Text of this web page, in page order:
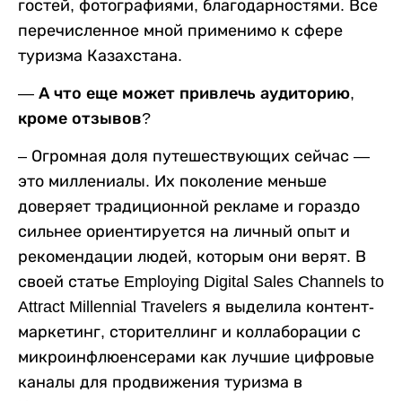
гостей, фотографиями, благодарностями. Все
перечисленное мной применимо к сфере
туризма Казахстана.
— А что еще может привлечь аудиторию,
кроме отзывов?
– Огромная доля путешествующих сейчас —
это миллениалы. Их поколение меньше
доверяет традиционной рекламе и гораздо
сильнее ориентируется на личный опыт и
рекомендации людей, которым они верят. В
своей статье Employing Digital Sales Channels to
Attract Millennial Travelers я выделила контент-
маркетинг, сторителлинг и коллаборации с
микроинфлюенсерами как лучшие цифровые
каналы для продвижения туризма в